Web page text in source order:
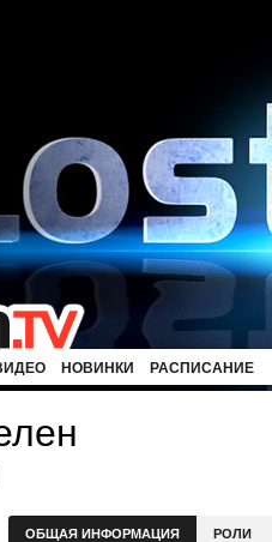
НОВИНКИ РАСПИСАНИЕ
ОБЩАЯ ИНФОРМАЦИЯ РОЛИ